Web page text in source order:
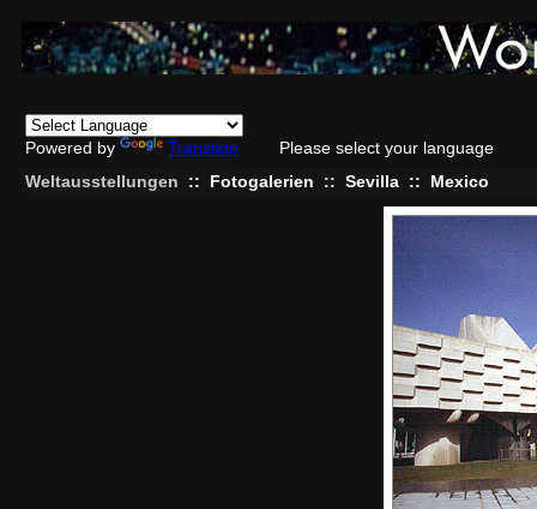
Powered by Translate
Please select your language
Weltausstellungen
:: Fotogalerien :: Sevilla :: Mexico